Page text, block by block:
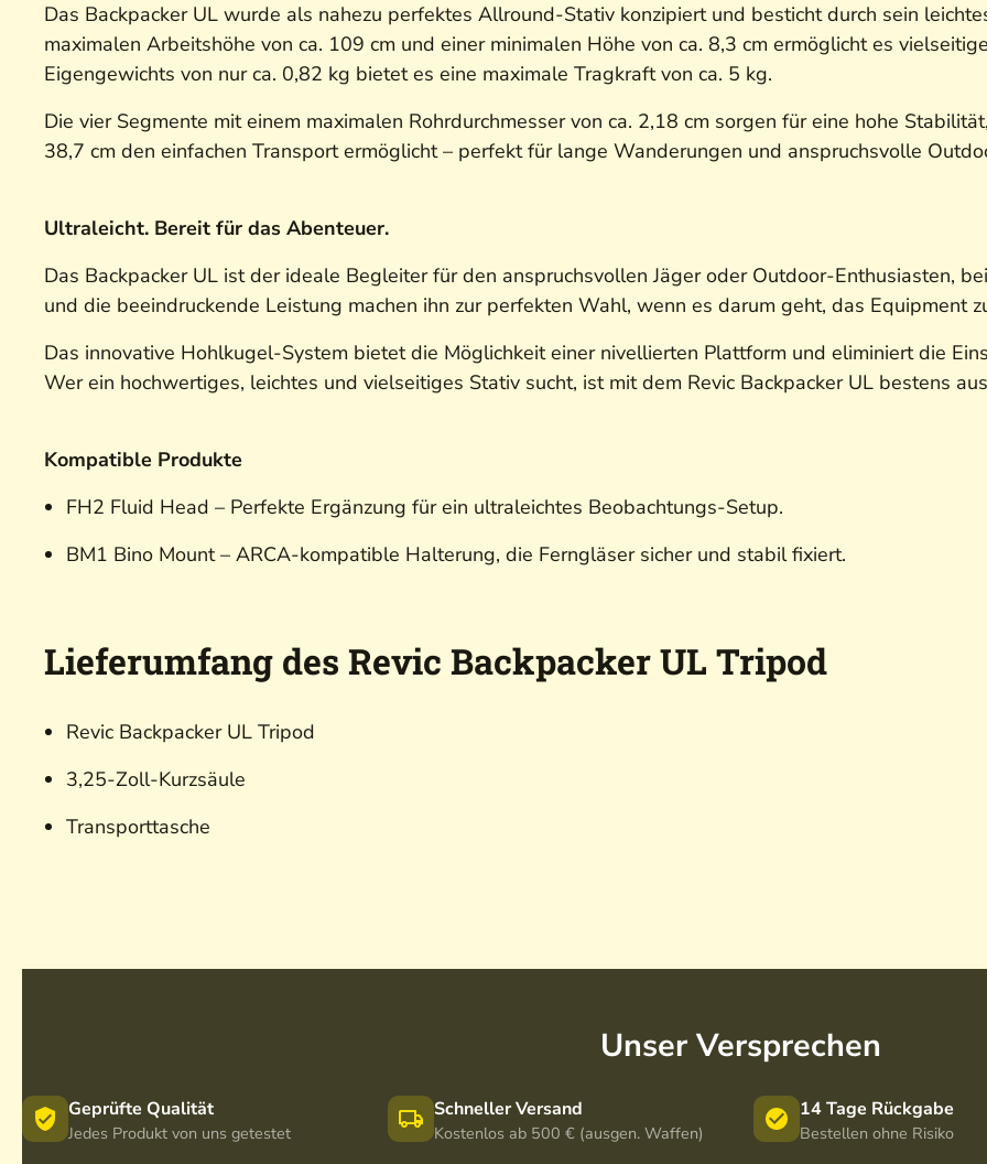
Das Backpacker UL wurde als nahezu perfektes Allround-Stativ konzipiert und besticht durch sein
maximalen Arbeitshöhe von ca. 109 cm und einer minimalen Höhe von ca. 8,3 cm ermöglicht es
Eigengewichts von nur ca. 0,82 kg bietet es eine maximale Tragkraft von ca. 5 kg.
Die vier Segmente mit einem maximalen Rohrdurchmesser von ca. 2,18 cm sorgen für eine hohe
38,7 cm den einfachen Transport ermöglicht – perfekt für lange Wanderungen und anspruchsvolle
Ultraleicht. Bereit für das Abenteuer.
Das Backpacker UL ist der ideale Begleiter für den anspruchsvollen Jäger oder Outdoor-Enthusiasten,
und die beeindruckende Leistung machen ihn zur perfekten Wahl, wenn es darum geht, das Equipment
Das innovative Hohlkugel-System bietet die Möglichkeit einer nivellierten Plattform und eliminiert die
Wer ein hochwertiges, leichtes und vielseitiges Stativ sucht, ist mit dem Revic Backpacker UL bestens
Kompatible Produkte
FH2 Fluid Head – Perfekte Ergänzung für ein ultraleichtes Beobachtungs-Setup.
BM1 Bino Mount – ARCA-kompatible Halterung, die Ferngläser sicher und stabil fixiert.
Lieferumfang des Revic Backpacker UL Tripod
Revic Backpacker UL Tripod
3,25-Zoll-Kurzsäule
Transporttasche
Unser Versprechen
Geprüfte Qualität
Jedes Produkt von uns getestet
Schneller Versand
Kostenlos ab 500 € (ausgen. Waffen)
14 Tage Rückgabe
Bestellen ohne Risiko